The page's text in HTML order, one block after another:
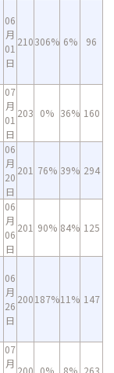
06
月
01
日
210306% 6% 96
07
月
01
日
203 0% 36% 160
06
月
20
日
201 76% 39% 294
06
月
06
日
201 90% 84% 125
06
月
26
日
200187%11% 147
07
月
200 0% 8% 263